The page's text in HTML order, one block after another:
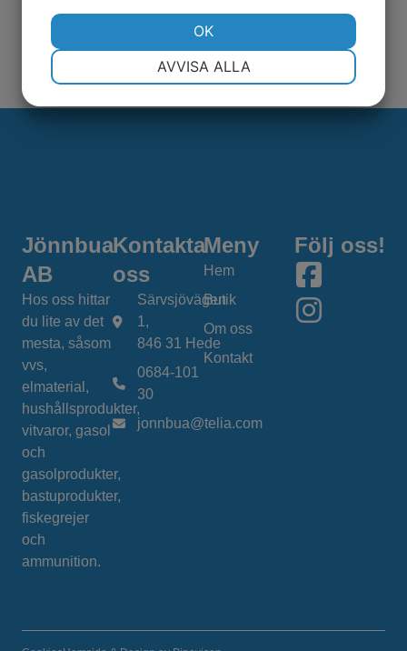
Jönnbua
AB
Hos oss hittar
du lite av det
mesta, såsom
vvs,
elmaterial,
hushållsprodukter,
vitvaror, gasol
och
gasolprodukter,
bastuprodukter,
fiskegrejer
och
ammunition.
Meny
Hem
Butik
Om oss
Kontakt
Kontakta
oss
Särvsjövägen
1,
846 31 Hede
0684-101
30
jonnbua@telia.com
Följ oss!
AVVISA ALLA
OK